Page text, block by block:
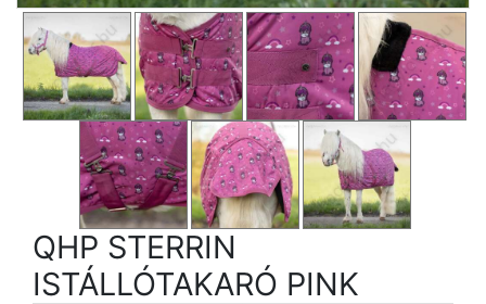
QHP STERRIN
ISTÁLLÓTAKARÓ PINK